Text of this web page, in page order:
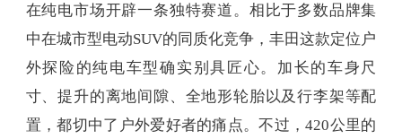
在纯电市场开辟一条独特赛道。相比于多数品牌集
中在城市型电动SUV的同质化竞争，丰田这款定位户
外探险的纯电车型确实别具匠心。加长的车身尺
寸、提升的离地间隙、全地形轮胎以及行李架等配
置，都切中了户外爱好者的痛点。不过，420公里的